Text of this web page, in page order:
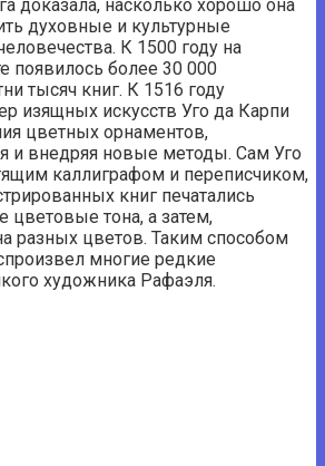
доказала, насколько хорошо она
духовные и культурные
К 1500 году на
появилось более 30 000
тысяч книг. К 1516 году
изящных искусств Уго да Карпи
цветных орнаментов,
и внедряя новые методы. Сам Уго
каллиграфом и переписчиком,
книг печатались
цветовые тона, а затем,
разных цветов. Таким способом
многие редкие
художника Рафаэля.